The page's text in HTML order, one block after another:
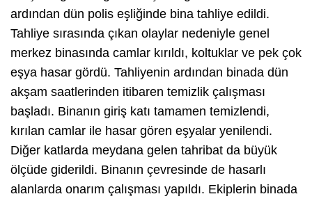
ardından dün polis eşliğinde bina tahliye edildi.
Tahliye sırasında çıkan olaylar nedeniyle genel
merkez binasında camlar kırıldı, koltuklar ve pek çok
eşya hasar gördü. Tahliyenin ardından binada dün
akşam saatlerinden itibaren temizlik çalışması
başladı. Binanın giriş katı tamamen temizlendi,
kırılan camlar ile hasar gören eşyalar yenilendi.
Diğer katlarda meydana gelen tahribat da büyük
ölçüde giderildi. Binanın çevresinde de hasarlı
alanlarda onarım çalışması yapıldı. Ekiplerin binada